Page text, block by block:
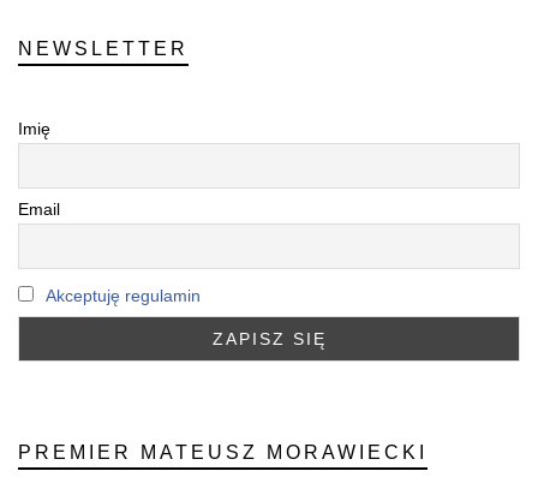
NEWSLETTER
Imię
Email
Akceptuję regulamin
PREMIER MATEUSZ MORAWIECKI